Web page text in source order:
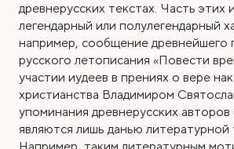
древнерусских текстах Часть этих
легендарный или полулегендарный
например, сообщение древнейшего
русского летописания «Повести
участии иудеев в прениях о вере
христианства Владимиром
упоминания древнерусских авторов
являются лишь данью литературной
Например, таким литературным